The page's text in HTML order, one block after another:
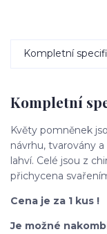
Kompletní
Kompletní
Květy pomněnek
návrhu, tvarovány
lahví. Celé jsou z
přichycena
Cena je za 1 kus !
Je možné